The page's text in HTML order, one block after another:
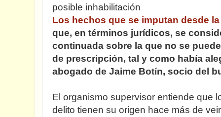
posible inhabilitación
Los hechos que se imputan desde la
que, en términos jurídicos, se
continuada sobre la que no se
de prescripción, tal y como había
abogado de Jaime Botín, socio del
El organismo supervisor entiende que
delito tienen su origen hace más de